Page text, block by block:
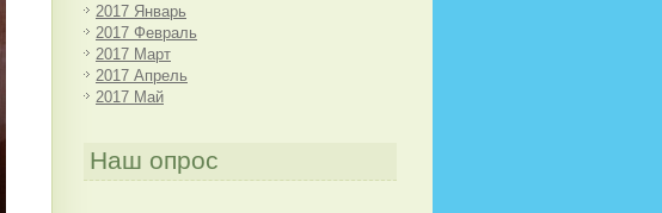
2017 Январь
2017 Февраль
2017 Март
2017 Апрель
2017 Май
Наш опрос